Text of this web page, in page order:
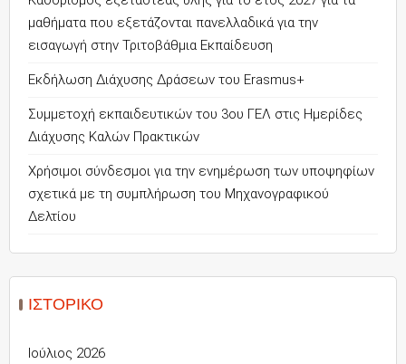
μαθήματα που εξετάζονται πανελλαδικά για την
εισαγωγή στην Τριτοβάθμια Εκπαίδευση
Εκδήλωση Διάχυσης Δράσεων του Erasmus+
Συμμετοχή εκπαιδευτικών του 3ου ΓΕΛ στις Ημερίδες
Διάχυσης Καλών Πρακτικών
Χρήσιμοι σύνδεσμοι για την ενημέρωση των υποψηφίων
σχετικά με τη συμπλήρωση του Μηχανογραφικού
Δελτίου
ΙΣΤΟΡΙΚΌ
Ιούλιος 2026